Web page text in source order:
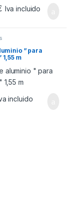
Iva incluido
” para
1,55 m
incluido